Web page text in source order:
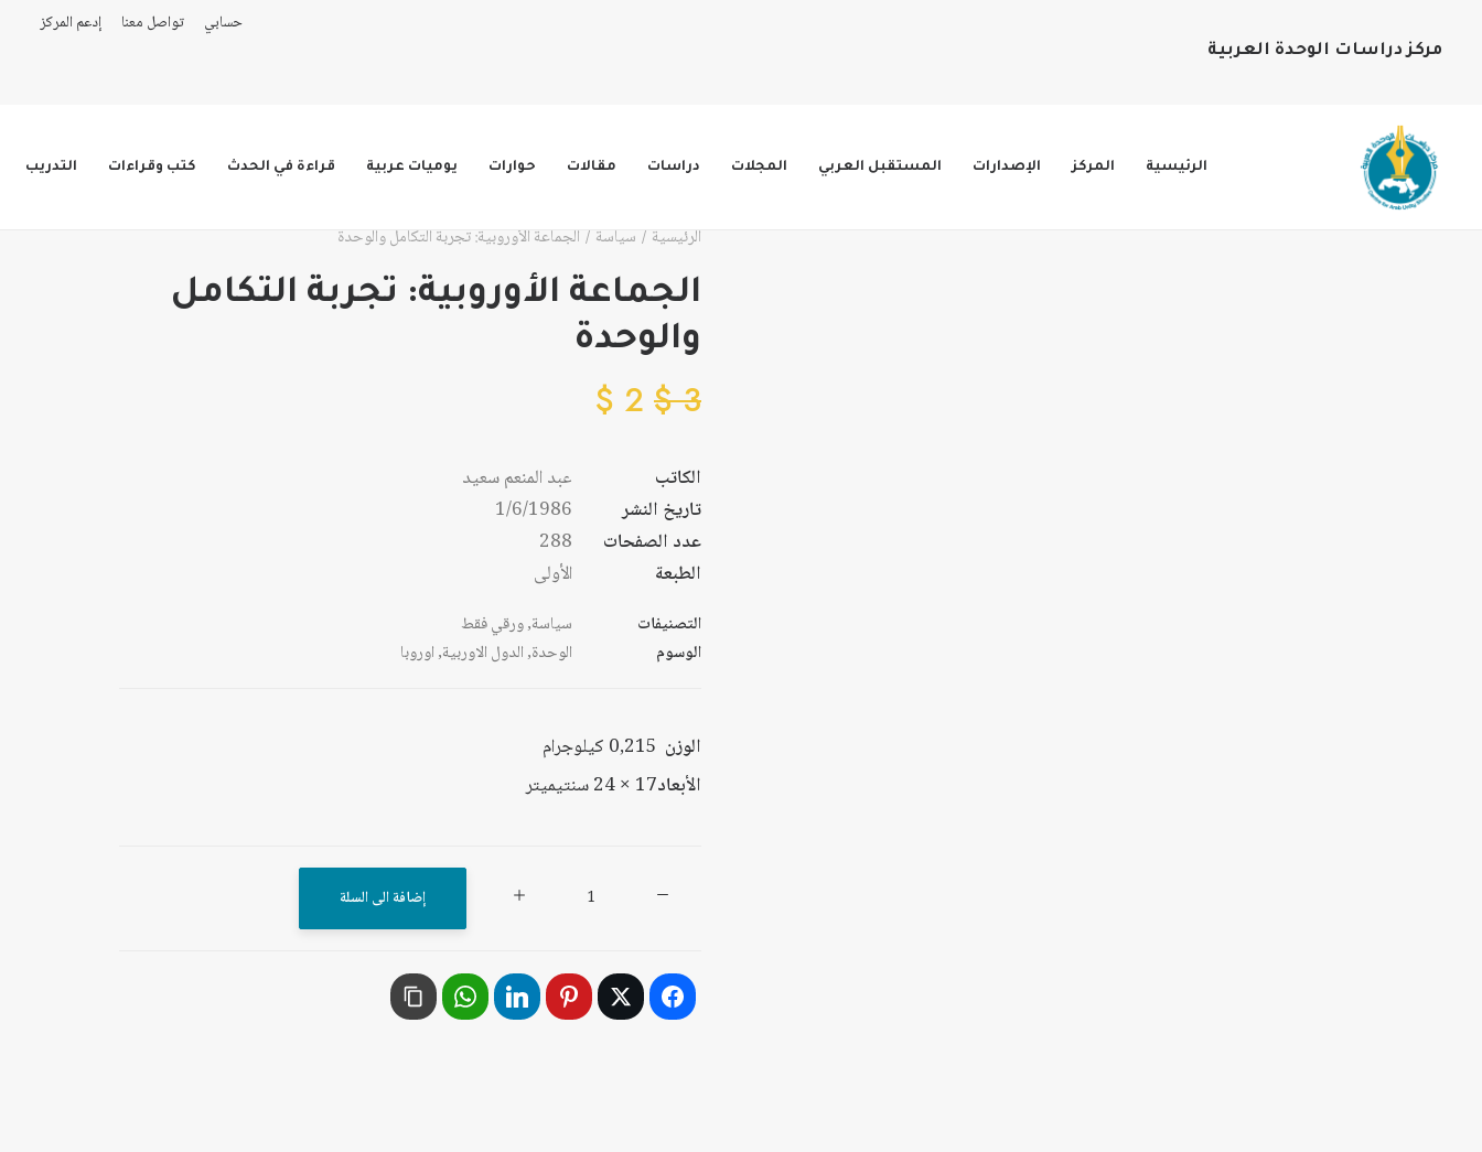
مركز دراسات الوحدة العربية
حسابي تواصل معنا إدعم المركز
الرئيسية المركز الإصدارات المستقبل العربي المجلات دراسات مقالات حوارات يوميات عربية قراءة في الحدث كتب وقراءات التدريب
الرئيسية سياسة الجماعة الأوروبية: تجربة التكامل والوحدة
الجماعة الأوروبية: تجربة التكامل
والوحدة
3
$
2
$
الكاتب
عبد المنعم سعيد
تاريخ النشر
1/6/1986
عدد الصفحات
288
الطبعة
الأولى
التصنيفات سياسة,ورقي فقط
الوسوم
الوحدة,الدول الاوربية,اوروبا
الوزن 0,215 كيلوجرام
الأبعاد17 × 24 سنتيميتر
تجربة
التكامل
إضافة الى السلة